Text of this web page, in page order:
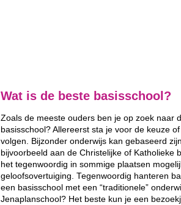
Wat is de beste basisschool?
Zoals de meeste ouders ben je op zoek naar
basisschool? Allereerst sta je voor de keuze
volgen. Bijzonder onderwijs kan gebaseerd
bijvoorbeeld aan de Christelijke of Katholieke
het tegenwoordig in sommige plaatsen
geloofsovertuiging. Tegenwoordig hanteren
een basisschool met een “traditionele”
Jenaplanschool? Het beste kun je een